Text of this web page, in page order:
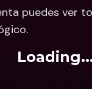
puedes ver